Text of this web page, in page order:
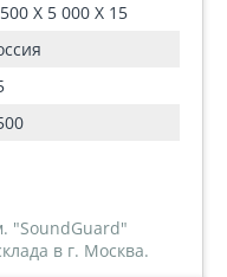
Х 5 000 Х 15
"SoundGuard"
в г. Москва.